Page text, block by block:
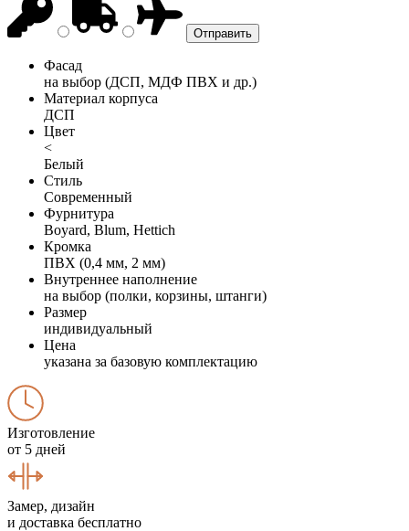
Фасад
на выбор (ДСП, МДФ ПВХ и др.)
Материал корпуса
ДСП
Цвет
<
Белый
Стиль
Современный
Фурнитура
Boyard, Blum, Hettich
Кромка
ПВХ (0,4 мм, 2 мм)
Внутреннее наполнение
на выбор (полки, корзины, штанги)
Размер
индивидуальный
Цена
указана за базовую комплектацию
Изготовление
от 5 дней
Замер, дизайн
и доставка бесплатно